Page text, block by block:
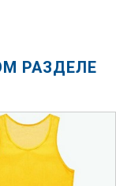
РАЗДЕЛЕ